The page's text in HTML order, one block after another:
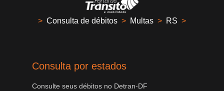
> Consulta de débitos > Multas > RS >
Consulta por estados
Consulte seus débitos no Detran-DF